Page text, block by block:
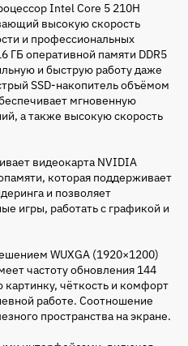
Intel Core 5 210H
высокую скорость
и профессиональных
ГБ оперативной памяти DDR5
и быструю работу даже
SSD-накопитель объёмом
мгновенную
а также высокую скорость
видеокарта NVIDIA
которая поддерживает
и позволяет
игры, работать с графикой и
WUXGA (1920×1200)
частоту обновления 144
картинку, чёткость и комфорт
работе. Соотношение
пространства на экране.